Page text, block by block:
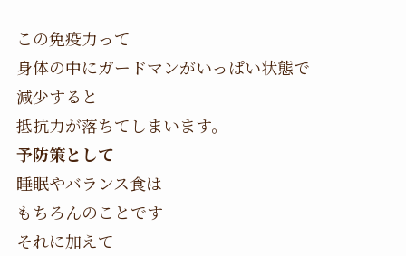
この免疫力って
身体の中にガードマンがいっぱい状態で
減少すると
抵抗力が落ちてしまいます。
予防策として
睡眠やバランス食は
もちろんのことです
それに加えて